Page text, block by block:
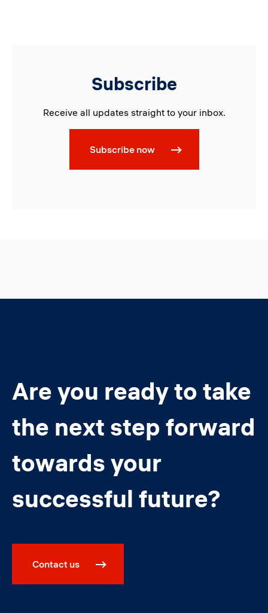
Subscribe
Receive all updates straight to your inbox.
Subscribe now
Are you ready to take
the next step forward
towards your
successful future?
Contact us